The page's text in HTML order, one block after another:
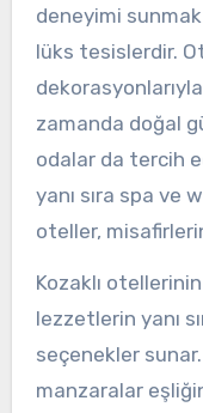
deneyimi
lüks tesislerdir.
zamanda doğal
odalar da tercih
yanı sıra spa ve
oteller,
Kozaklı
lezzetlerin yanı
seçenekler
manzaralar